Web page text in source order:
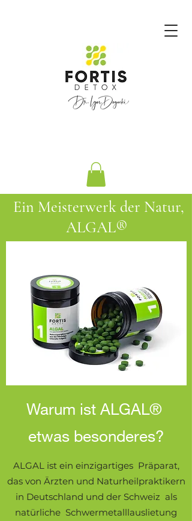
Ein Meisterwerk der Natur,
ALGAL®
Warum ist ALGAL®
etwas besonderes?
ALGAL ist ein einzigartiges Präparat,
das von Ärzten und Naturheilpraktikern
in Deutschland und der Schweiz als
natürliche Schwermetalllauslietung